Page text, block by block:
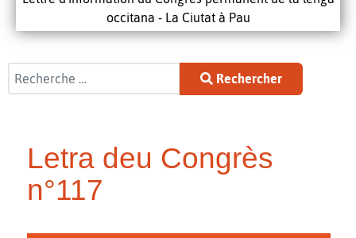
occitana - La Ciutat à Pau
Rechercher
Rechercher
Letra deu Congrès
n°117